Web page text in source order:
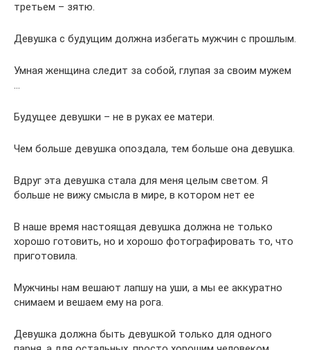
третьем – зятю.
Девушка с будущим должна избегать мужчин с прошлым.
Умная женщина следит за собой, глупая за своим мужем
…
Будущее девушки – не в руках ее матери.
Чем больше девушка опоздала, тем больше она девушка.
Вдруг эта девушка стала для меня целым светом. Я
больше не вижу смысла в мире, в котором нет ее
В наше время настоящая девушка должна не только
хорошо готовить, но и хорошо фотографировать то, что
приготовила.
Мужчины нам вешают лапшу на уши, а мы ее аккуратно
снимаем и вешаем ему на рога.
Девушка должна быть девушкой только для одного